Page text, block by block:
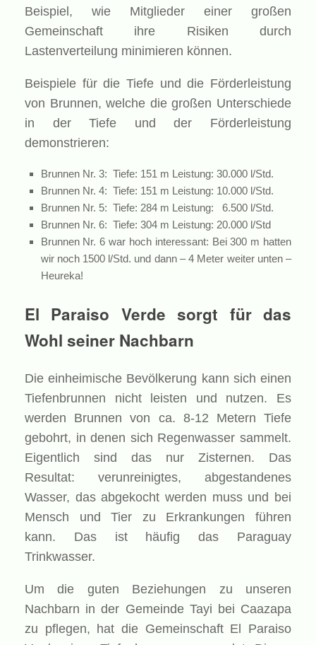
Beispiel, wie Mitglieder einer großen
Gemeinschaft ihre Risiken durch
Lastenverteilung minimieren können.
Beispiele für die Tiefe und die Förderleistung
von Brunnen, welche die großen Unterschiede
in der Tiefe und der Förderleistung
demonstrieren:
Brunnen Nr. 3: Tiefe: 151 m Leistung: 30.000 l/Std.
Brunnen Nr. 4: Tiefe: 151 m Leistung: 10.000 l/Std.
Brunnen Nr. 5: Tiefe: 284 m Leistung: 6.500 l/Std.
Brunnen Nr. 6: Tiefe: 304 m Leistung: 20.000 l/Std
Brunnen Nr. 6 war hoch interessant: Bei 300 m hatten
wir noch 1500 l/Std. und dann – 4 Meter weiter unten –
Heureka!
El Paraiso Verde sorgt für das
Wohl seiner Nachbarn
Die einheimische Bevölkerung kann sich einen
Tiefenbrunnen nicht leisten und nutzen. Es
werden Brunnen von ca. 8-12 Metern Tiefe
gebohrt, in denen sich Regenwasser sammelt.
Eigentlich sind das nur Zisternen. Das
Resultat: verunreinigtes, abgestandenes
Wasser, das abgekocht werden muss und bei
Mensch und Tier zu Erkrankungen führen
kann. Das ist häufig das Paraguay
Trinkwasser.
Um die guten Beziehungen zu unseren
Nachbarn in der Gemeinde Tayi bei Caazapa
zu pflegen, hat die Gemeinschaft El Paraiso